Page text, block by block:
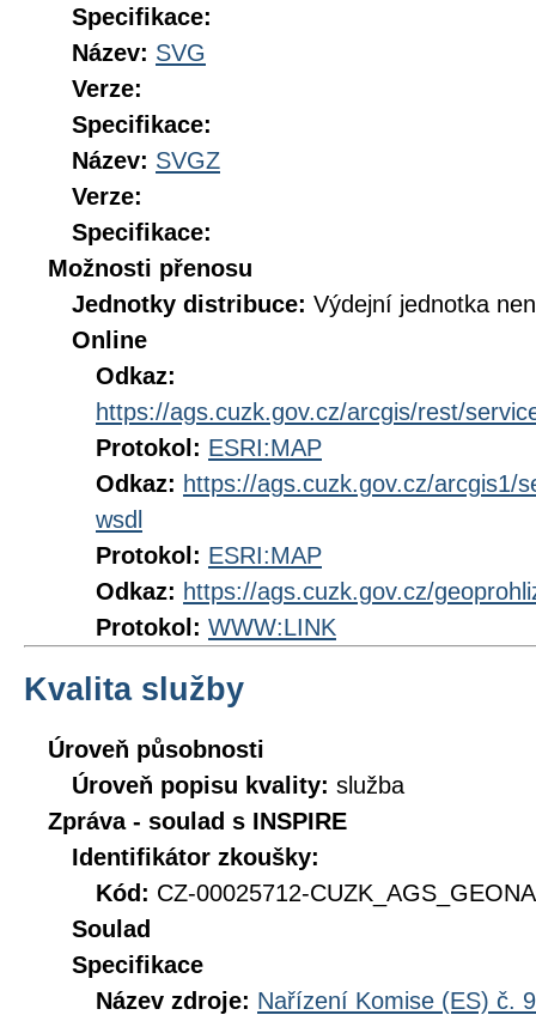
Specifikace:
Název: SVG
Verze:
Specifikace:
Název: SVGZ
Verze:
Specifikace:
Možnosti přenosu
Jednotky distribuce: Výdejní jednotka
Online
Odkaz:
https://ags.cuzk.gov.cz/arcgis/rest/
Protokol: ESRI:MAP
Odkaz: https://ags.cuzk.gov.cz/arcgis1/
wsdl
Protokol: ESRI:MAP
Odkaz: https://ags.cuzk.gov.cz/
Protokol: WWW:LINK
Kvalita služby
Úroveň působnosti
Úroveň popisu kvality: služba
Zpráva - soulad s INSPIRE
Identifikátor zkoušky:
Kód: CZ-00025712-
Soulad
Specifikace
Název zdroje: Nařízení Komise (ES) č.